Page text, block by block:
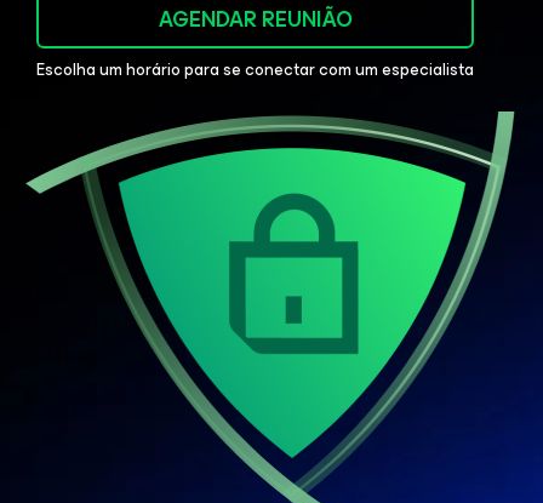
AGENDAR REUNIÃO
Escolha um horário para se conectar com um especialista